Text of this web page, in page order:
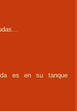
es en su tanque